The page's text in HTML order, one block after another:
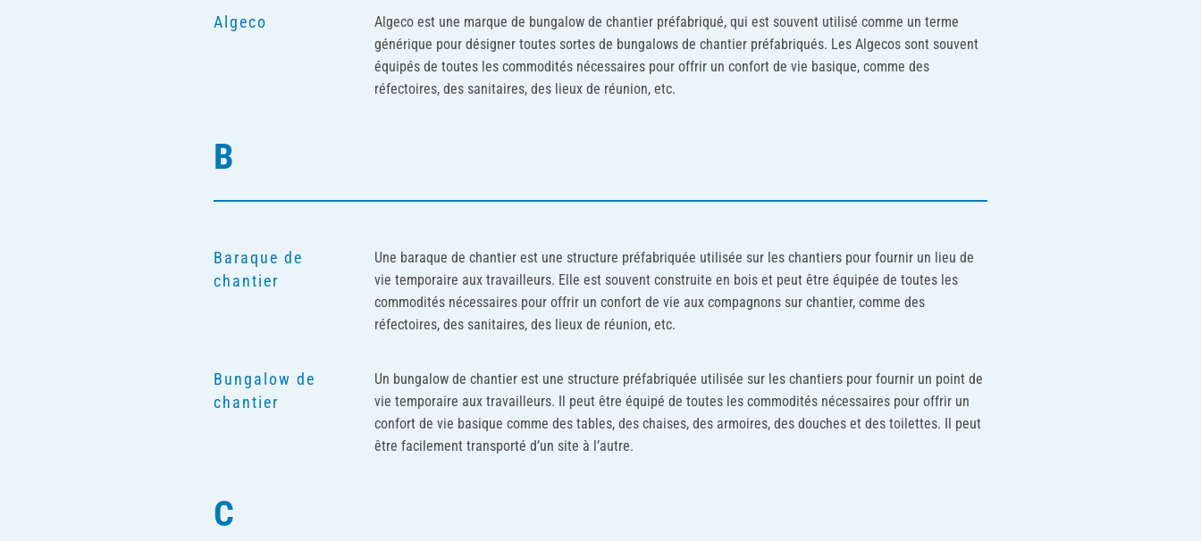
Algeco
Algeco est une marque de bungalow de chantier préfabriqué, qui est souvent utilisé comme un terme
générique pour désigner toutes sortes de bungalows de chantier préfabriqués. Les Algecos sont souvent
équipés de toutes les commodités nécessaires pour offrir un confort de vie basique, comme des
réfectoires, des sanitaires, des lieux de réunion, etc.
B
Baraque de
chantier
Une baraque de chantier est une structure préfabriquée utilisée sur les chantiers pour fournir un lieu de
vie temporaire aux travailleurs. Elle est souvent construite en bois et peut être équipée de toutes les
commodités nécessaires pour offrir un confort de vie aux compagnons sur chantier, comme des
réfectoires, des sanitaires, des lieux de réunion, etc.
Bungalow de
chantier
Un bungalow de chantier est une structure préfabriquée utilisée sur les chantiers pour fournir un point de
vie temporaire aux travailleurs. Il peut être équipé de toutes les commodités nécessaires pour offrir un
confort de vie basique comme des tables, des chaises, des armoires, des douches et des toilettes. Il peut
être facilement transporté d’un site à l’autre.
C